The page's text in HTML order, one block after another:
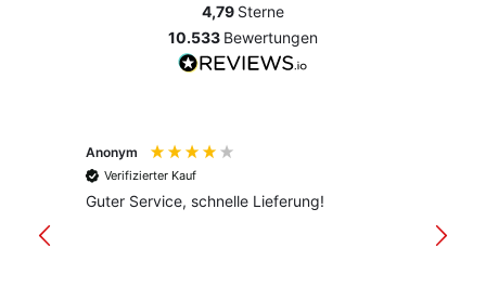
4,79 Sterne
10.533 Bewertungen
Anonym
Verifizierter Kauf
Guter Service, schnelle Lieferung!